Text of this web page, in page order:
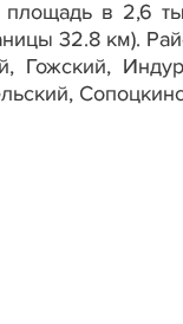
площадь в 2,6
32.8 км).
Гожский,